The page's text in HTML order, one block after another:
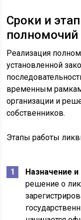
Сроки и
полномочий
Реализация
установленной
временным
организации и
собственников.
Этапы работы
Назначение и
решение о